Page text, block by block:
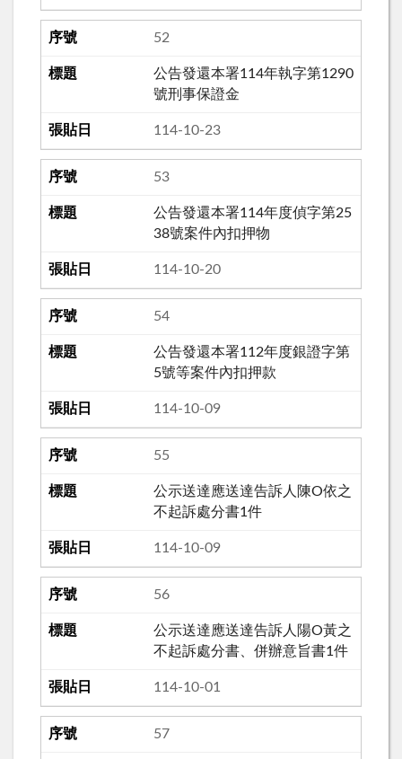
52
公告發還本署114年執字第1290
號刑事保證金
114-10-23
53
公告發還本署114年度偵字第25
38號案件內扣押物
114-10-20
54
公告發還本署112年度銀證字第
5號等案件內扣押款
114-10-09
55
公示送達應送達告訴人陳O依之
不起訴處分書1件
114-10-09
56
公示送達應送達告訴人陽O黃之
不起訴處分書、併辦意旨書1件
114-10-01
57